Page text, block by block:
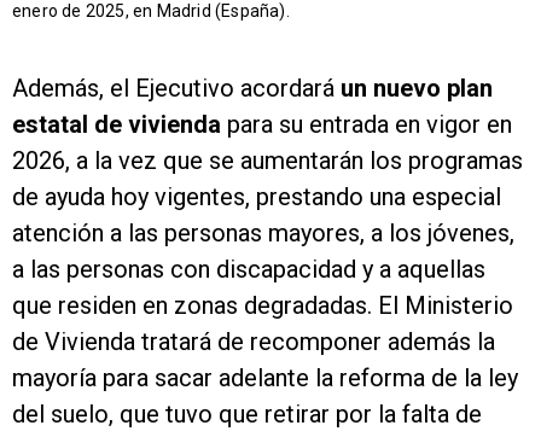
enero de 2025, en Madrid (España).
Además, el Ejecutivo acordará un nuevo plan
estatal de vivienda para su entrada en vigor en
2026, a la vez que se aumentarán los programas
de ayuda hoy vigentes, prestando una especial
atención a las personas mayores, a los jóvenes,
a las personas con discapacidad y a aquellas
que residen en zonas degradadas. El Ministerio
de Vivienda tratará de recomponer además la
mayoría para sacar adelante la reforma de la ley
del suelo, que tuvo que retirar por la falta de